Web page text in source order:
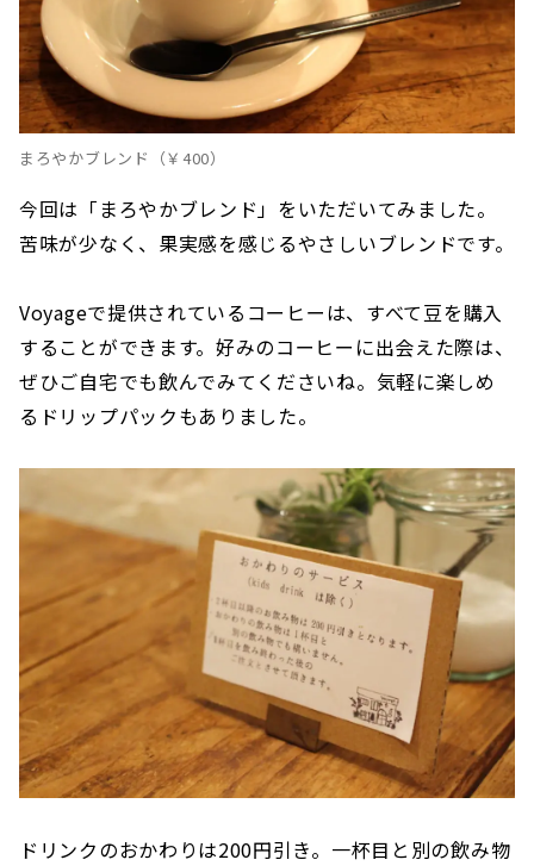
まろやかブレンド（￥400）
今回は「まろやかブレンド」をいただいてみました。
苦味が少なく、果実感を感じるやさしいブレンドです。
Voyageで提供されているコーヒーは、すべて豆を購入
することができます。好みのコーヒーに出会えた際は、
ぜひご自宅でも飲んでみてくださいね。気軽に楽しめ
るドリップパックもありました。
ドリンクのおかわりは200円引き。一杯目と別の飲み物